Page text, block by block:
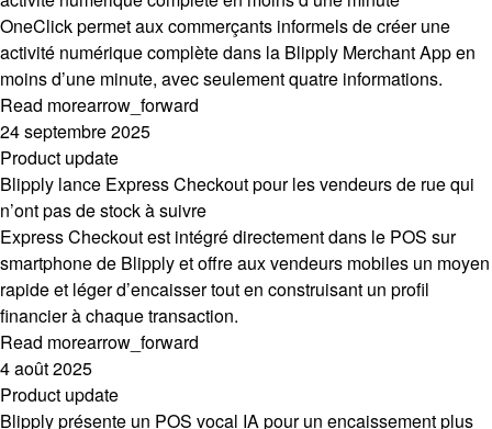
OneClick permet aux commerçants informels de créer une
activité numérique complète dans la Blipply Merchant App en
moins d’une minute, avec seulement quatre informations.
Read morearrow_forward
24 septembre 2025
Product update
Blipply lance Express Checkout pour les vendeurs de rue qui
n’ont pas de stock à suivre
Express Checkout est intégré directement dans le POS sur
smartphone de Blipply et offre aux vendeurs mobiles un moyen
rapide et léger d’encaisser tout en construisant un profil
financier à chaque transaction.
Read morearrow_forward
4 août 2025
Product update
Blipply présente un POS vocal IA pour un encaissement plus